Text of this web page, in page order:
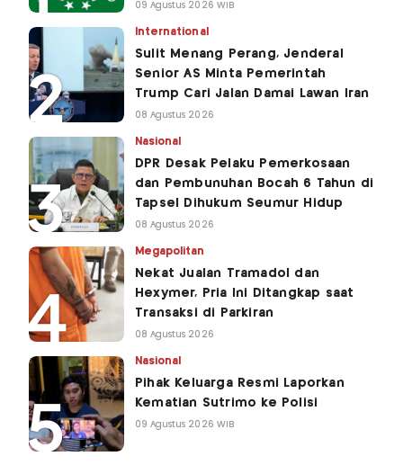
09 Agustus 2026 WIB
International
Sulit Menang Perang, Jenderal
Senior AS Minta Pemerintah
Trump Cari Jalan Damai Lawan Iran
08 Agustus 2026
Nasional
DPR Desak Pelaku Pemerkosaan
dan Pembunuhan Bocah 6 Tahun di
Tapsel Dihukum Seumur Hidup
08 Agustus 2026
Megapolitan
Nekat Jualan Tramadol dan
Hexymer, Pria Ini Ditangkap saat
Transaksi di Parkiran
08 Agustus 2026
Nasional
Pihak Keluarga Resmi Laporkan
Kematian Sutrimo ke Polisi
09 Agustus 2026 WIB